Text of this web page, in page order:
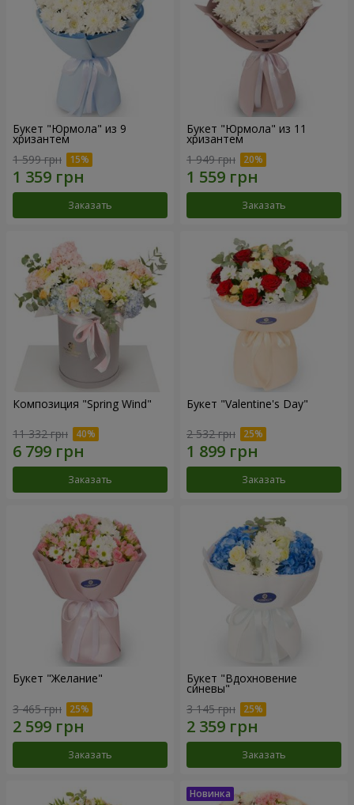
Букет "Юрмола" из 9
хризантем
1 599 грн
Заказать
Букет "Юрмола" из 11
хризантем
1 949 грн
Заказать
Композиция "Spring Wind"
11 332 грн
Заказать
Букет "Valentine's Day"
2 532 грн
Заказать
Букет "Желание"
3 465 грн
Заказать
Букет "Вдохновение
синевы"
3 145 грн
Заказать